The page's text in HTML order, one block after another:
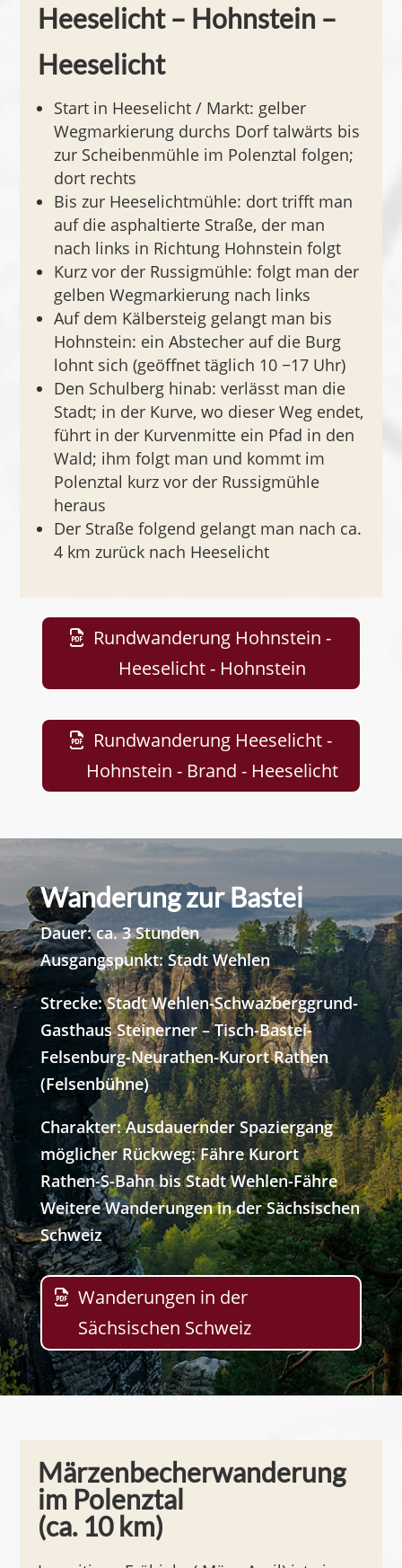
Heeselicht – Hohnstein –
Heeselicht
Start in Heeselicht / Markt: gelber
Wegmarkierung durchs Dorf talwärts bis
zur Scheibenmühle im Polenztal folgen;
dort rechts
Bis zur Heeselichtmühle: dort trifft man
auf die asphaltierte Straße, der man
nach links in Richtung Hohnstein folgt
Kurz vor der Russigmühle: folgt man der
gelben Wegmarkierung nach links
Auf dem Kälbersteig gelangt man bis
Hohnstein: ein Abstecher auf die Burg
lohnt sich (geöffnet täglich 10 −17 Uhr)
Den Schulberg hinab: verlässt man die
Stadt; in der Kurve, wo dieser Weg endet,
führt in der Kurvenmitte ein Pfad in den
Wald; ihm folgt man und kommt im
Polenztal kurz vor der Russigmühle
heraus
Der Straße folgend gelangt man nach ca.
4 km zurück nach Heeselicht
Rundwanderung Hohnstein -
Heeselicht - Hohnstein
Rundwanderung Heeselicht -
Hohnstein - Brand - Heeselicht
Wanderung zur Bastei
Dauer: ca. 3 Stunden
Ausgangspunkt: Stadt Wehlen
Strecke: Stadt Wehlen-Schwazberggrund-
Gasthaus Steinerner – Tisch-Bastei-
Felsenburg-Neurathen-Kurort Rathen
(Felsenbühne)
Charakter: Ausdauernder Spaziergang
möglicher Rückweg: Fähre Kurort
Rathen-S-Bahn bis Stadt Wehlen-Fähre
Weitere Wanderungen in der Sächsischen
Schweiz
Wanderungen in der
Sächsischen Schweiz
Märzenbecherwanderung
im Polenztal
(ca. 10 km)